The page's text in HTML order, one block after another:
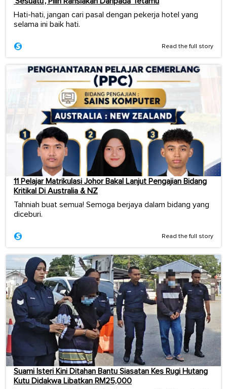
Hati-hati, jangan cari pasal dengan pekerja hotel yang
selama ini baik hati.
Read the full story
11 Pelajar Matrikulasi Johor Bakal Lanjut Pengajian Bidang
Kritikal Di Australia & NZ
Tahniah buat semua! Semoga berjaya dalam bidang yang
diceburi.
Read the full story
Suami Isteri Kini Ditahan Bantu Siasatan Kes Rugi Hutang
Kutu Didakwa Libatkan RM25,000